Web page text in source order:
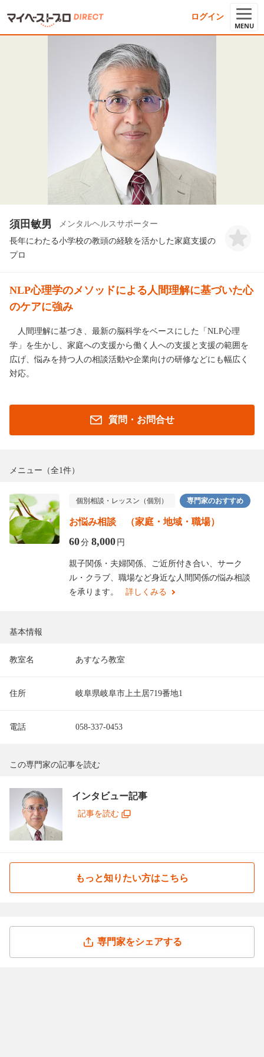
ログイン
MENU
須田敏男
メンタルヘルスサポーター
長年にわたる小学校の教頭の経験を活かした家庭支援の
プロ
NLP心理学のメソッドによる人間理解に基づいた心
のケアに強み
人間理解に基づき、最新の脳科学をベースにした「NLP心理
学」を生かし、家庭への支援から働く人への支援と支援の範囲を
広げ、悩みを持つ人の相談活動や企業向けの研修などにも幅広く
対応。
質問・お問合せ
メニュー （全1件）
個別相談・レッスン（個別） 専門家のおすすめ
お悩み相談 （家庭・地域・職場）
60分8,000 円
親子関係・夫婦関係、ご近所付き合い、サーク
ル・クラブ、職場など身近な人間関係の悩み相談
を承ります。
詳しくみる
基本情報
教室名 あすなろ教室
住所 岐阜県岐阜市上土居719番地1
電話 058-337-0453
この専門家の記事を読む
インタビュー記事
記事を読む
もっと知りたい方はこちら
専門家をシェアする